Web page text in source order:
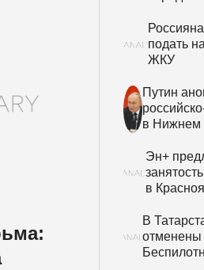
подать
ЖКУ
Путин
в Нижнем
Эн+
в
В
отменены